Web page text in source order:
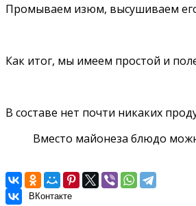
Промываем изюм, высушиваем
Как итог, мы имеем простой и
В составе нет почти никаких
Вместо майонеза блюдо
ВКонтакте